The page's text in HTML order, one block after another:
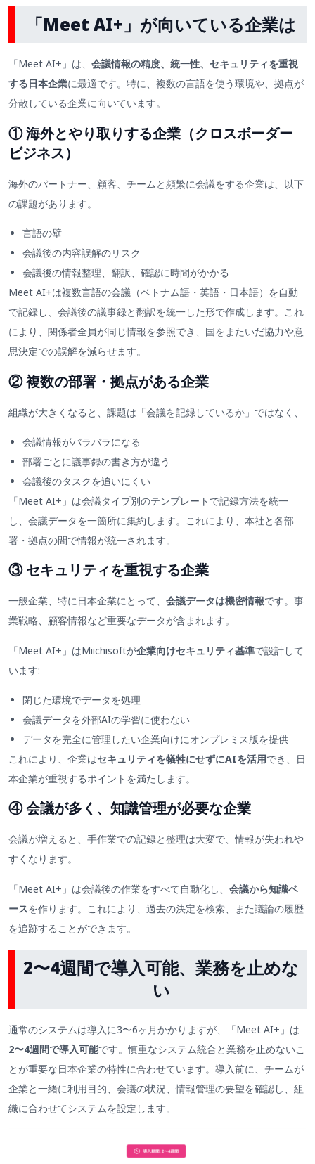
「Meet AI+」が向いている企業は
「Meet AI+」は、 会議情報の精度、統一性、セキュリティを重視
する日本企業に最適です。特に、複数の言語を使う環境や、拠点が
分散している企業に向いています。
① 海外とやり取りする企業（クロスボーダー
ビジネス）
海外のパートナー、顧客、チームと頻繁に会議をする企業は、以下
の課題があります。
言語の壁
会議後の内容誤解のリスク
会議後の情報整理、翻訳、確認に時間がかかる
Meet AI+は複数言語の会議（ベトナム語・英語・日本語）を自動
で記録し、会議後の議事録と翻訳を統一した形で作成します。これ
により、関係者全員が同じ情報を参照でき、国をまたいだ協力や意
思決定での誤解を減らせます。
② 複数の部署・拠点がある企業
組織が大きくなると、課題は「会議を記録しているか」ではなく、
会議情報がバラバラになる
部署ごとに議事録の書き方が違う
会議後のタスクを追いにくい
「Meet AI+」は会議タイプ別のテンプレートで記録方法を統一
し、会議データを一箇所に集約します。これにより、本社と各部
署・拠点の間で情報が統一されます。
③ セキュリティを重視する企業
一般企業、特に日本企業にとって、 会議データは機密情報です。事
業戦略、顧客情報など重要なデータが含まれます。
「Meet AI+」はMiichisoftが企業向けセキュリティ基準で設計して
います:
閉じた環境でデータを処理
会議データを外部AIの学習に使わない
データを完全に管理したい企業向けにオンプレミス版を提供
これにより、企業はセキュリティを犠牲にせずにAIを活用でき、日
本企業が重視するポイントを満たします。
④ 会議が多く、知識管理が必要な企業
会議が増えると、手作業での記録と整理は大変で、情報が失われや
すくなります。
「Meet AI+」は会議後の作業をすべて自動化し、 会議から知識ベ
ースを作ります。これにより、過去の決定を検索、また議論の履歴
を追跡することができます。
2〜4週間で導入可能、業務を止めな
い
通常のシステムは導入に3〜6ヶ月かかりますが、「Meet AI+」は
2〜4週間で導入可能です。慎重なシステム統合と業務を止めないこ
とが重要な日本企業の特性に合わせています。導入前に、チームが
企業と一緒に利用目的、会議の状況、情報管理の要望を確認し、組
織に合わせてシステムを設定します。